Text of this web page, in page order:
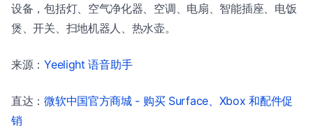
设备，包括灯、空气净化器、空调、电扇、智能插座、电饭
煲、开关、扫地机器人、热水壶。
来源：Yeelight 语音助手
直达：微软中国官方商城 - 购买 Surface、Xbox 和配件促
销